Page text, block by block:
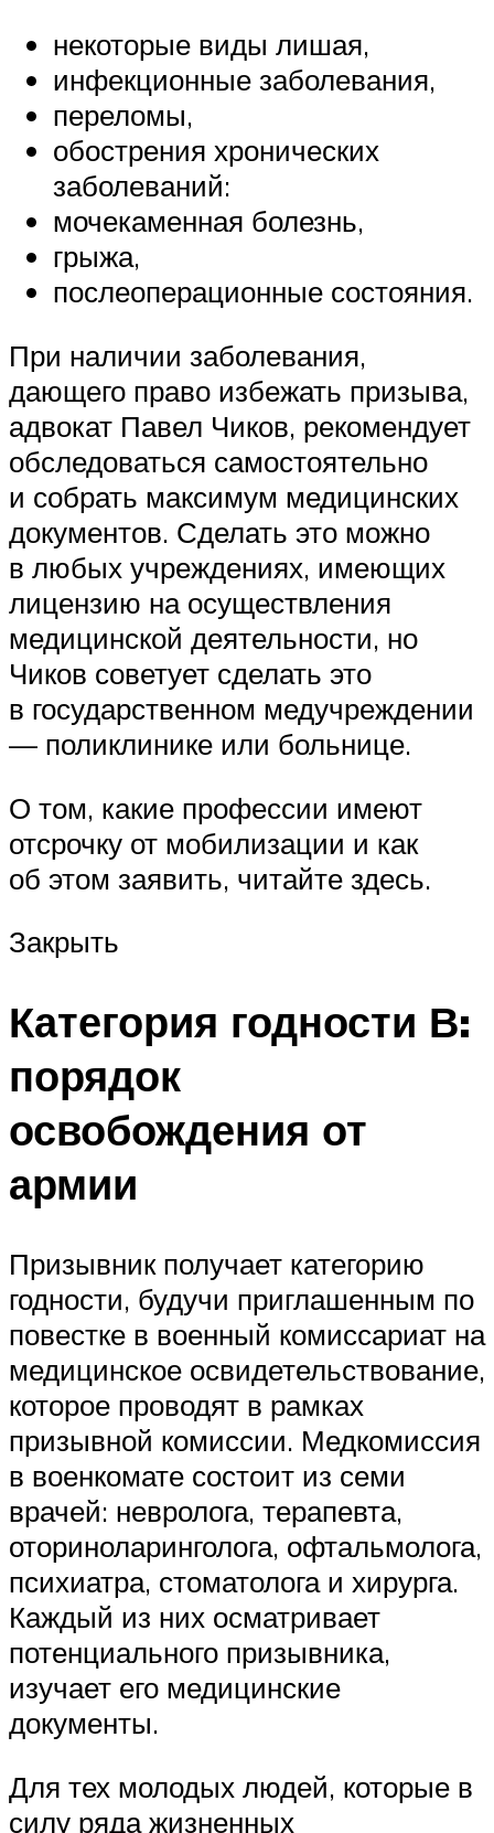
некоторые виды лишая,
инфекционные заболевания,
переломы,
обострения хронических
заболеваний:
мочекаменная болезнь,
грыжа,
послеоперационные состояния.
При наличии заболевания,
дающего право избежать призыва,
адвокат Павел Чиков, рекомендует
обследоваться самостоятельно
и собрать максимум медицинских
документов. Сделать это можно
в любых учреждениях, имеющих
лицензию на осуществления
медицинской деятельности, но
Чиков советует сделать это
в государственном медучреждении
— поликлинике или больнице.
О том, какие профессии имеют
отсрочку от мобилизации и как
об этом заявить, читайте здесь.
Закрыть
Категория годности В:
порядок
освобождения от
армии
Призывник получает категорию
годности, будучи приглашенным по
повестке в военный комиссариат на
медицинское освидетельствование,
которое проводят в рамках
призывной комиссии. Медкомиссия
в военкомате состоит из семи
врачей: невролога, терапевта,
оториноларинголога, офтальмолога,
психиатра, стоматолога и хирурга.
Каждый из них осматривает
потенциального призывника,
изучает его медицинские
документы.
Для тех молодых людей, которые в
силу ряда жизненных